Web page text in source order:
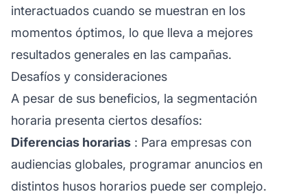
interactuados cuando se muestran en los
momentos óptimos, lo que lleva a mejores
resultados generales en las campañas.
Desafíos y consideraciones
A pesar de sus beneficios, la segmentación
horaria presenta ciertos desafíos:
Diferencias horarias : Para empresas con
audiencias globales, programar anuncios en
distintos husos horarios puede ser complejo.